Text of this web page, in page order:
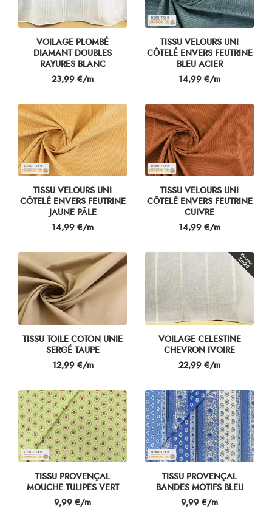
VOILAGE PLOMBÉ
DIAMANT DOUBLES
RAYURES BLANC
Prix
23,99 €/m
TISSU VELOURS UNI
CÔTELÉ ENVERS FEUTRINE
BLEU ACIER
Prix
14,99 €/m
TISSU VELOURS UNI
CÔTELÉ ENVERS FEUTRINE
JAUNE PÂLE
Prix
14,99 €/m
TISSU VELOURS UNI
CÔTELÉ ENVERS FEUTRINE
CUIVRE
Prix
14,99 €/m
TISSU TOILE COTON UNIE
SERGÉ TAUPE
Prix
12,99 €/m
VOILAGE CELESTINE
CHEVRON IVOIRE
Prix
22,99 €/m
TISSU PROVENÇAL
MOUCHE TULIPES VERT
Prix
9,99 €/m
TISSU PROVENÇAL
BANDES MOTIFS BLEU
Prix
9,99 €/m